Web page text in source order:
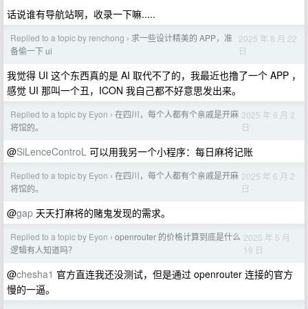
话说谁有导航站啊，收录一下嘛.....
Replied to a topic by renchong › 求一些设计精美的 APP，准
备偷一下 ui
2025 年 8 月 22
日
我觉得 UI 这个东西真的是 AI 取代不了的，我最近也撸了一个 APP ，
感觉 UI 那叫一个丑，ICON 我自己都不好意思发出来。
Replied to a topic by Eyon › 在四川，每个人都有个亲戚是开麻
将馆的。
2025 年 6 月 2
日
@SiLenceControL 可以用我另一个小程序：每日麻将记账
Replied to a topic by Eyon › 在四川，每个人都有个亲戚是开麻
将馆的。
2025 年 6 月 2
日
@gap 天天打麻将的赌鬼发现的需求。
Replied to a topic by Eyon › openrouter 的价格计算到底是什么
逻辑有人知道吗？
2025 年 5 月
19 日
@chesha1 官方直连我还没测试，但是通过 openrouter 连接的官方
慢的一逼。